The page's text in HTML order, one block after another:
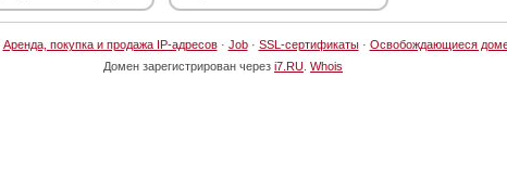
Аренда, покупка и продажа IP-адресов· Job· SSL-сертификаты· Освобождающиеся
Домен зарегистрирован через i7.RU Whois